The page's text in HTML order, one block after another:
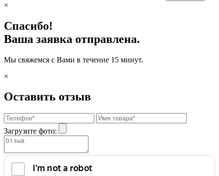
×
Спасибо!
Ваша заявка отправлена.
Мы свяжемся с Вами в течение 15 минут.
×
Оставить отзыв
Загрузите фото: